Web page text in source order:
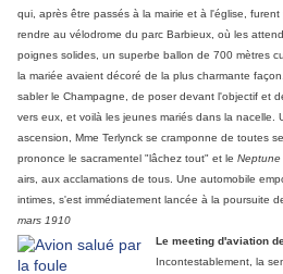
qui, après être passés à la mairie et à l'église,
rendre au vélodrome du parc Barbieux, où les
poignes solides, un superbe ballon de 700 mètres
la mariée avaient décoré de la plus charmante
sabler le Champagne, de poser devant l'objectif et
vers eux, et voilà les jeunes mariés dans la nacelle.
ascension, Mme Terlynck se cramponne de toutes
prononce le sacramentel "lâchez tout" et le Neptune
airs, aux acclamations de tous. Une automobile
intimes, s'est immédiatement lancée à la poursuite
mars 1910
Le meeting d'aviation
Incontestablement, la